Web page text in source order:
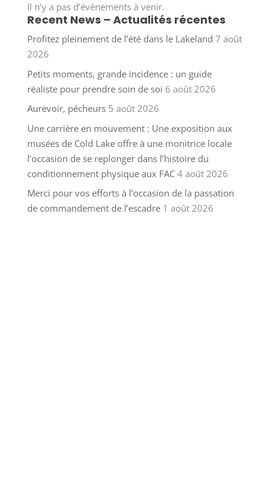
Il n’y a pas d’évènements à venir.
Recent News – Actualités récentes
Profitez pleinement de l’été dans le Lakeland 7 août
2026
Petits moments, grande incidence : un guide
réaliste pour prendre soin de soi 6 août 2026
Aurevoir, pécheurs 5 août 2026
Une carrière en mouvement : Une exposition aux
musées de Cold Lake offre à une monitrice locale
l’occasion de se replonger dans l’histoire du
conditionnement physique aux FAC 4 août 2026
Merci pour vos efforts à l’occasion de la passation
de commandement de l’escadre 1 août 2026